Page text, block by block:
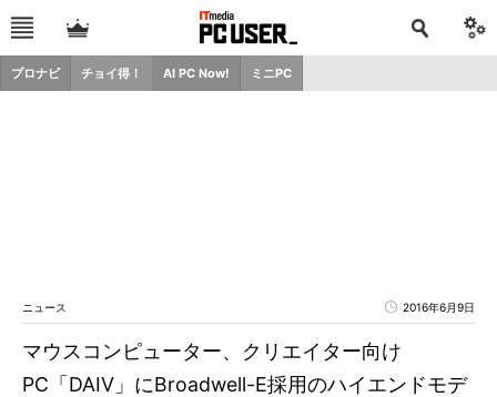
プロナビ チョイ得！ AI PC Now! ミニPC
ニュース 2016年6月9日
マウスコンピューター、クリエイター向け
PC「DAIV」にBroadwell-E採用のハイエンドモデ